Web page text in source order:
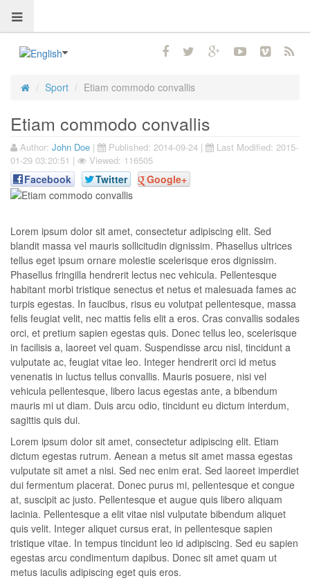
Sport Etiam commodo convallis
Etiam commodo convallis
Author: John Doe | Published: 2014-09-24 | Last Modified: 2015-
01-29 03:20:51 | Viewed: 116505
Facebook Twitter Google+
Lorem ipsum dolor sit amet, consectetur adipiscing elit. Sed
blandit massa vel mauris sollicitudin dignissim. Phasellus ultrices
tellus eget ipsum ornare molestie scelerisque eros dignissim.
Phasellus fringilla hendrerit lectus nec vehicula. Pellentesque
habitant morbi tristique senectus et netus et malesuada fames ac
turpis egestas. In faucibus, risus eu volutpat pellentesque, massa
felis feugiat velit, nec mattis felis elit a eros. Cras convallis sodales
orci, et pretium sapien egestas quis. Donec tellus leo, scelerisque
in facilisis a, laoreet vel quam. Suspendisse arcu nisl, tincidunt a
vulputate ac, feugiat vitae leo. Integer hendrerit orci id metus
venenatis in luctus tellus convallis. Mauris posuere, nisi vel
vehicula pellentesque, libero lacus egestas ante, a bibendum
mauris mi ut diam. Duis arcu odio, tincidunt eu dictum interdum,
sagittis quis dui.
Lorem ipsum dolor sit amet, consectetur adipiscing elit. Etiam
dictum egestas rutrum. Aenean a metus sit amet massa egestas
vulputate sit amet a nisi. Sed nec enim erat. Sed laoreet imperdiet
dui fermentum placerat. Donec purus mi, pellentesque et congue
at, suscipit ac justo. Pellentesque et augue quis libero aliquam
lacinia. Pellentesque a elit vitae nisl vulputate bibendum aliquet
quis velit. Integer aliquet cursus erat, in pellentesque sapien
tristique vitae. In tempus tincidunt leo id adipiscing. Sed eu sapien
egestas arcu condimentum dapibus. Donec sit amet quam ut
metus iaculis adipiscing eget quis eros.